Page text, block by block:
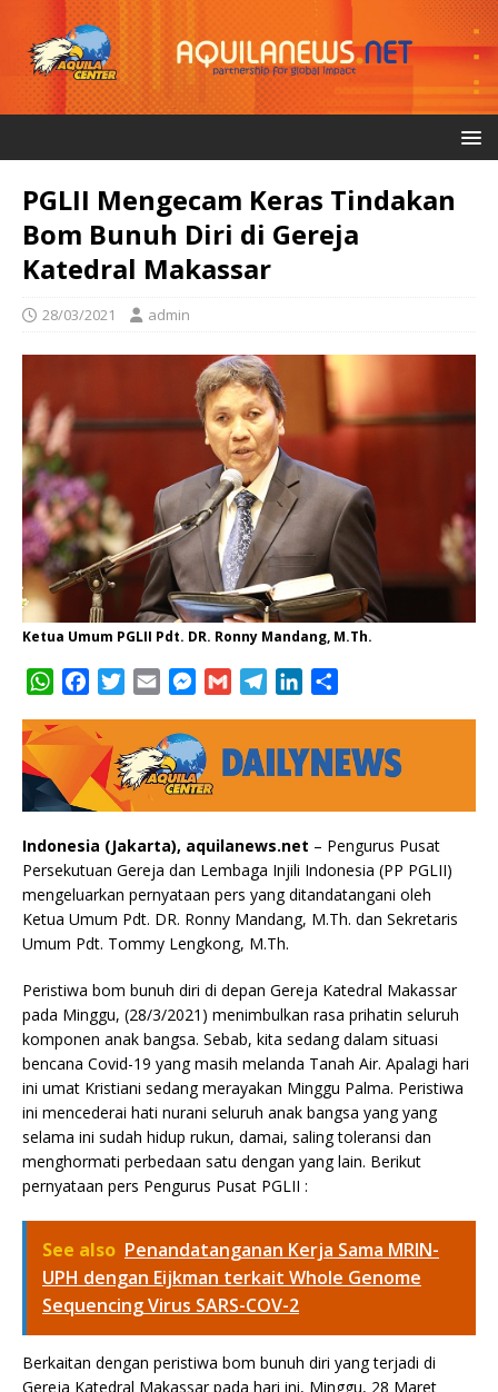
PGLII Mengecam Keras Tindakan
Bom Bunuh Diri di Gereja
Katedral Makassar
28/03/2021 admin
Ketua Umum PGLII Pdt. DR. Ronny Mandang, M.Th.
W
a
s
A
p
p
c
e
b
o
o
k
t
t
e
r
a
i
l
M
s
s
e
n
g
e
r
G
i
r
a
m
k
d
I
n
r
Indonesia (Jakarta), aquilanews.net – Pengurus Pusat
Persekutuan Gereja dan Lembaga Injili Indonesia (PP PGLII)
mengeluarkan pernyataan pers yang ditandatangani oleh
Ketua Umum Pdt. DR. Ronny Mandang, M.Th. dan Sekretaris
Umum Pdt. Tommy Lengkong, M.Th.
Peristiwa bom bunuh diri di depan Gereja Katedral Makassar
pada Minggu, (28/3/2021) menimbulkan rasa prihatin seluruh
komponen anak bangsa. Sebab, kita sedang dalam situasi
bencana Covid-19 yang masih melanda Tanah Air. Apalagi hari
ini umat Kristiani sedang merayakan Minggu Palma. Peristiwa
ini mencederai hati nurani seluruh anak bangsa yang yang
selama ini sudah hidup rukun, damai, saling toleransi dan
menghormati perbedaan satu dengan yang lain. Berikut
pernyataan pers Pengurus Pusat PGLII :
See also Penandatanganan Kerja Sama MRIN-
UPH dengan Eijkman terkait Whole Genome
Sequencing Virus SARS-COV-2
Berkaitan dengan peristiwa bom bunuh diri yang terjadi di
Gereja Katedral Makassar pada hari ini, Minggu, 28 Maret